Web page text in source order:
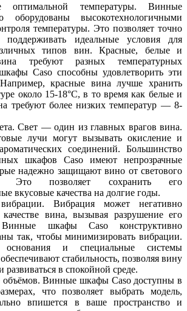
оптимальной температуры. Винные
высокотехнологичными
температуры. Это позволяет точно
поддерживать идеальные условия для
типов вин. Красные, белые и
требуют разных температурных
Caso способны удовлетворить эти
Например, красные вина лучше хранить
около 15-18°C, в то время как белые и
требуют более низких температур — 8-
Свет — один из главных врагов вина.
лучи могут вызывать окисление и
соединений. Большинство
шкафов Caso имеют непрозрачные
надежно защищают вино от светового
Это позволяет сохранить его
вкусовые качества на долгие годы.
Вибрация может негативно
качестве вина, вызывая разрушение его
Винные шкафы Caso конструктивно
так, чтобы минимизировать вибрации.
основания и специальные системы
стабильность, позволяя вину
развиваться в спокойной среде.
объёмов.Винные шкафы Caso доступны в
что позволяет выбрать модель,
впишется в ваше пространство и